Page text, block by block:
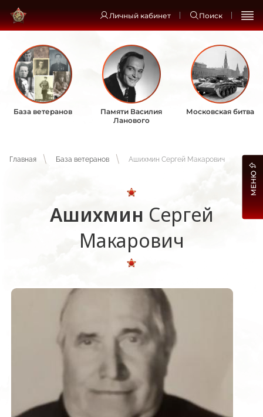
Личный кабинет Поиск
База ветеранов
Памяти Василия
Ланового
Московская битва
Главная База ветеранов Ашихмин Сергей Макарович
Ашихмин Сергей
Макарович
МЕНЮ